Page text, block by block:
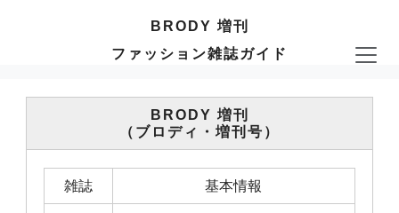
BRODY 増刊
ファッション雑誌ガイド
BRODY 増刊
（ブロディ・増刊号）
雑誌 基本情報